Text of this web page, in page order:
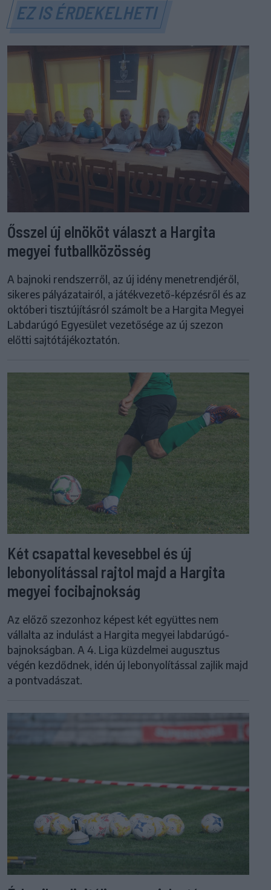
EZ IS ÉRDEKELHETI
Ősszel új elnököt választ a Hargita
megyei futballközösség
A bajnoki rendszerről, az új idény menetrendjéről,
sikeres pályázatairól, a játékvezető-képzésről és az
októberi tisztújításról számolt be a Hargita Megyei
Labdarúgó Egyesület vezetősége az új szezon
előtti sajtótájékoztatón.
Két csapattal kevesebbel és új
lebonyolítással rajtol majd a Hargita
megyei focibajnokság
Az előző szezonhoz képest két együttes nem
vállalta az indulást a Hargita megyei labdarúgó-
bajnokságban. A 4. Liga küzdelmei augusztus
végén kezdődnek, idén új lebonyolítással zajlik majd
a pontvadászat.